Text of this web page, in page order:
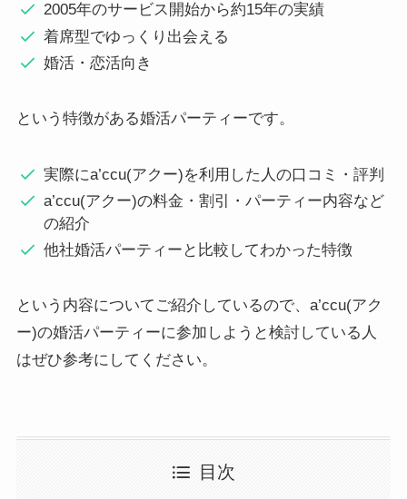
2005年のサービス開始から約15年の実績
着席型でゆっくり出会える
婚活・恋活向き
という特徴がある婚活パーティーです。
実際にa’ccu(アクー)を利用した人の口コミ・評判
a’ccu(アクー)の料金・割引・パーティー内容など
の紹介
他社婚活パーティーと比較してわかった特徴
という内容についてご紹介しているので、a’ccu(アク
ー)の婚活パーティーに参加しようと検討している人
はぜひ参考にしてください。
目次